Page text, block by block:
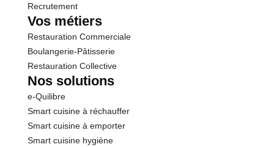
Recrutement
Vos métiers
Restauration Commerciale
Boulangerie-Pâtisserie
Restauration Collective
Nos solutions
e-Quilibre
Smart cuisine à réchauffer
Smart cuisine à emporter
Smart cuisine hygiène